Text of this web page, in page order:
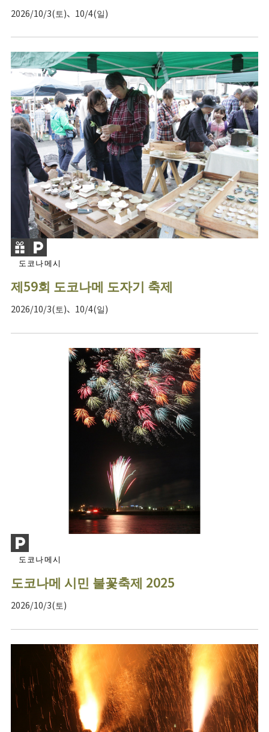
2026/10/3(토)、10/4(일)
도코나메시
제59회 도코나메 도자기 축제
2026/10/3(토)、10/4(일)
도코나메시
도코나메 시민 불꽃축제 2025
2026/10/3(토)